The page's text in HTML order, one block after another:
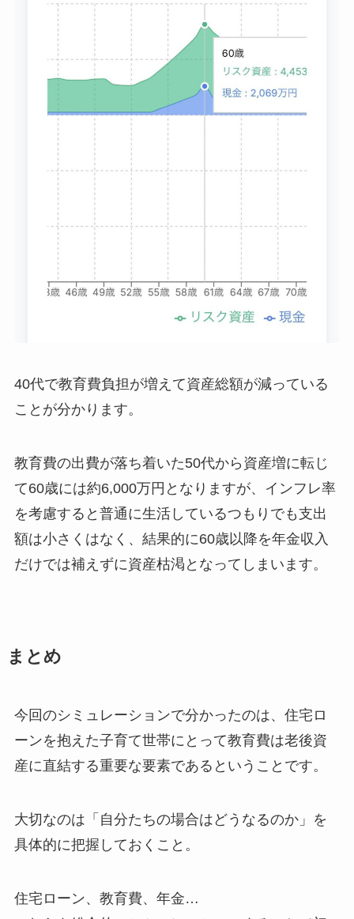
40代で教育費負担が増えて資産総額が減っている
ことが分かります。
教育費の出費が落ち着いた50代から資産増に転じ
て60歳には約6,000万円となりますが、インフレ率
を考慮すると普通に生活しているつもりでも支出
額は小さくはなく、結果的に60歳以降を年金収入
だけでは補えずに資産枯渇となってしまいます。
まとめ
今回のシミュレーションで分かったのは、住宅ロ
ーンを抱えた子育て世帯にとって教育費は老後資
産に直結する重要な要素であるということです。
大切なのは「自分たちの場合はどうなるのか」を
具体的に把握しておくこと。
住宅ローン、教育費、年金…